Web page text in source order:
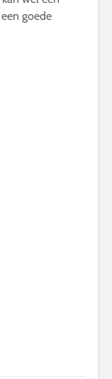
goede